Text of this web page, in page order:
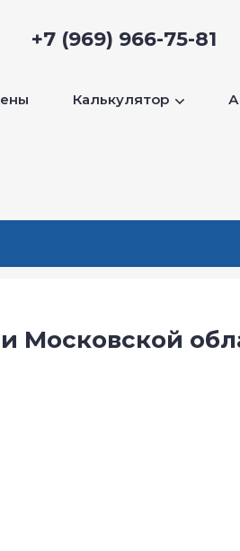
+7 (969) 966-75-81
Калькулятор
Московской